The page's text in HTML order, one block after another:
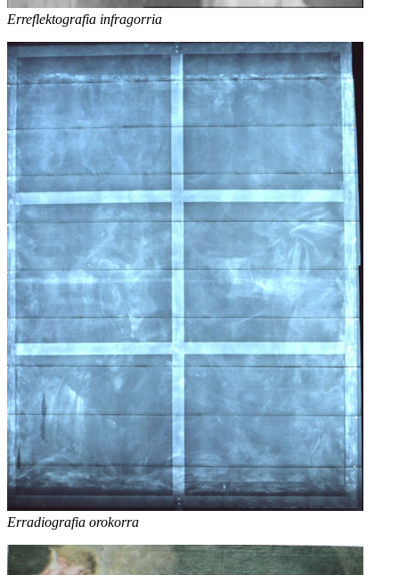
Erreflektografia infragorria
Erradiografia orokorra